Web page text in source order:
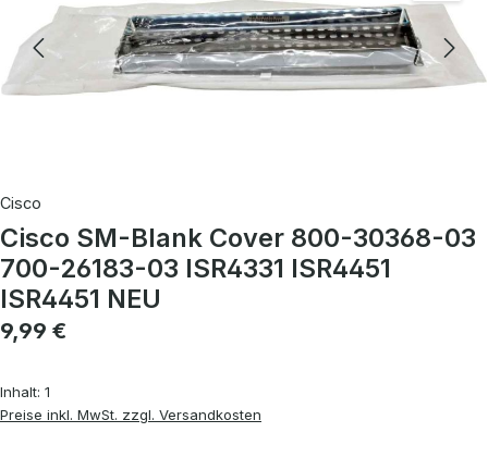
Cisco
Cisco SM-Blank Cover 800-30368-03
700-26183-03 ISR4331 ISR4451
ISR4451 NEU
Regulärer Preis:
9,99 €
Inhalt: 1
Preise inkl. MwSt. zzgl. Versandkosten